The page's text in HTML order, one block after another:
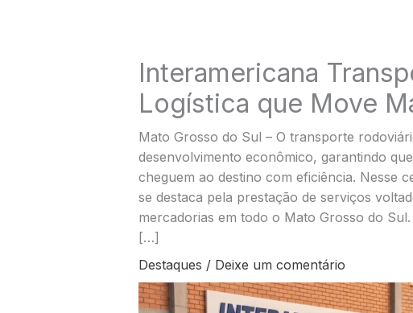
Interamericana
Logística que Move
Mato Grosso do Sul – O transporte
desenvolvimento econômico, garantindo
cheguem ao destino com eficiência. Nesse
se destaca pela prestação de serviços
mercadorias em todo o Mato Grosso do
[…]
Destaques / Deixe um comentário